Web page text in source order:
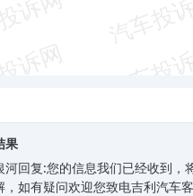
果
河回复:您的信息我们已经收到，
，如有疑问欢迎您致电吉利汽车